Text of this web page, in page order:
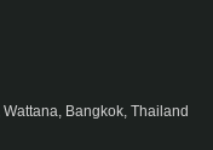
Bangkok, Thailand